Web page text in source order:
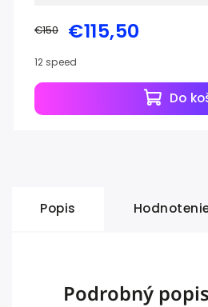
€150 €115,50
Do
12 speed
Popis
Podrobný popis